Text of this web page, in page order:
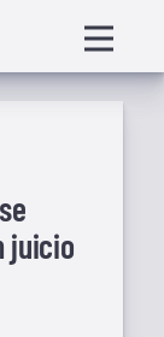
menu
juicio